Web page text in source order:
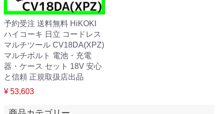
予約受注 送料無料 HiKOKI
ハイコーキ 日立 コードレス
マルチツール CV18DA(XPZ)
マルチボルト 電池・充電
器・ケース セット 18V 安心
と信頼 正規取扱店出品
¥ 53,603